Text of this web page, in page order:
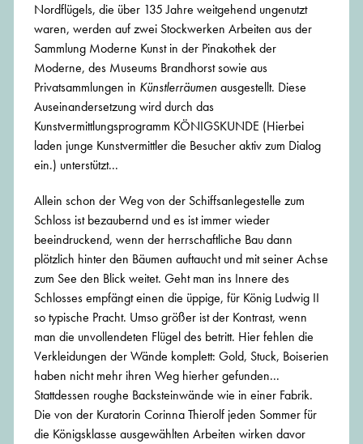
Nordflügels, die über 135 Jahre weitgehend ungenutzt
waren, werden auf zwei Stockwerken Arbeiten aus der
Sammlung Moderne Kunst in der Pinakothek der
Moderne, des Museums Brandhorst sowie aus
Privatsammlungen in Künstlerräumen ausgestellt. Diese
Auseinandersetzung wird durch das
Kunstvermittlungsprogramm KÖNIGSKUNDE (Hierbei
laden junge Kunstvermittler die Besucher aktiv zum Dialog
ein.) unterstützt...
Allein schon der Weg von der Schiffsanlegestelle zum
Schloss ist bezaubernd und es ist immer wieder
beeindruckend, wenn der herrschaftliche Bau dann
plötzlich hinter den Bäumen auftaucht und mit seiner Achse
zum See den Blick weitet. Geht man ins Innere des
Schlosses empfängt einen die üppige, für König Ludwig II
so typische Pracht. Umso größer ist der Kontrast, wenn
man die unvollendeten Flügel des betritt. Hier fehlen die
Verkleidungen der Wände komplett: Gold, Stuck, Boiserien
haben nicht mehr ihren Weg hierher gefunden...
Stattdessen roughe Backsteinwände wie in einer Fabrik.
Die von der Kuratorin Corinna Thierolf jeden Sommer für
die Königsklasse ausgewählten Arbeiten wirken davor